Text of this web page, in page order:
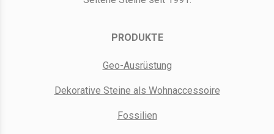
PRODUKTE
Geo-Ausrüstung
Dekorative Steine als Wohnaccessoire
Fossilien